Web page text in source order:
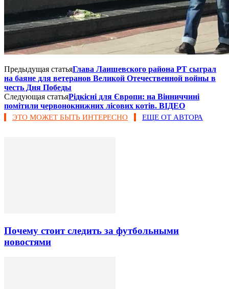
Предыдущая статьяГлава Лаишевского района РТ сыграл
на баяне для ветеранов Великой Отечественной войны в
честь Дня Победы
Следующая статьяРідкісні для Європи: на Вінниччині
помітили червонокнижних лісових котів. ВІДЕО
ЭТО МОЖЕТ БЫТЬ ИНТЕРЕСНО ЕЩЕ ОТ АВТОРА
Почему стоит следить за футбольными
новостями